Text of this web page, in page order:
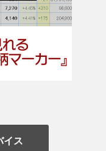
イス